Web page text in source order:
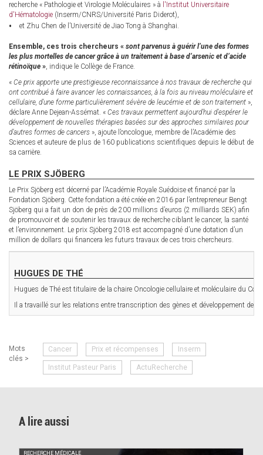
recherche « Pathologie et Virologie Moléculaires » à l'Institut Universitaire
d'Hématologie (Inserm/CNRS/Université Paris Diderot),
et Zhu Chen de l’Université de Jiao Tong à Shanghai.
Ensemble, ces trois chercheurs « sont parvenus à guérir l’une des formes
les plus mortelles de cancer grâce à un traitement à base d’arsenic et d’acide
rétinoïque », indique le Collège de France.
« Ce prix apporte une prestigieuse reconnaissance à nos travaux de recherche qui
ont contribué à faire avancer les connaissances, à la fois au niveau moléculaire et
cellulaire, d’une forme particulièrement sévère de leucémie et de son traitement »,
déclare Anne Dejean-Assémat. « Ces travaux permettent aujourd’hui d’espérer le
développement de nouvelles thérapies basées sur des approches similaires pour
d’autres formes de cancers », ajoute l’oncologue, membre de l’Académie des
Sciences et auteure de plus de 160 publications scientifiques depuis le début de
sa carrière.
LE PRIX SJÖBERG
Le Prix Sjöberg est décerné par l’Académie Royale Suédoise et financé par la
Fondation Sjöberg. Cette fondation a été créée en 2016 par l’entrepreneur Bengt
Sjöberg qui a fait un don de près de 200 millions d’euros (2 milliards SEK) afin
de promouvoir et de soutenir les travaux de recherche ciblant le cancer, la santé
et l’environnement. Le prix Sjöberg 2018 est accompagné d’une dotation d’un
million de dollars qui financera les futurs travaux de ces trois chercheurs.
HUGUES DE THÉ
Hugues de Thé est titulaire de la chaire Oncologie cellulaire et moléculaire du
Il a travaillé sur les relations entre transcription des gènes et développement
Mots
clés >
Cancer Prix et récompenses Inserm
Institut Pasteur Paris ActuRecherche
A lire aussi
RECHERCHE MÉDICALE